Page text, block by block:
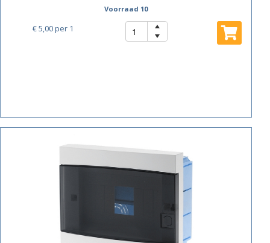
Voorraad 10
€ 5,00per 1